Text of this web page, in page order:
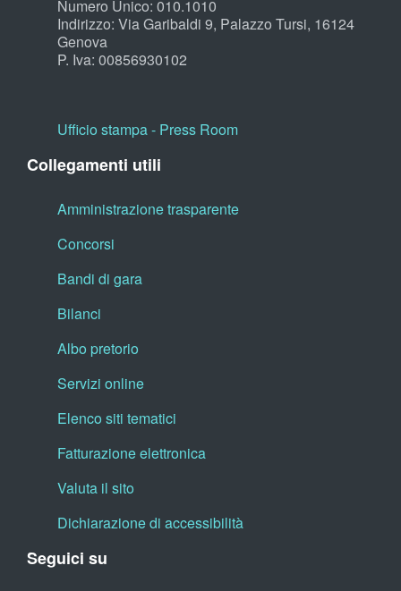
Numero Unico: 010.1010
Indirizzo: Via Garibaldi 9, Palazzo Tursi, 16124
Genova
P. Iva: 00856930102
Ufficio stampa - Press Room
Collegamenti utili
Amministrazione trasparente
Concorsi
Bandi di gara
Bilanci
Albo pretorio
Servizi online
Elenco siti tematici
Fatturazione elettronica
Valuta il sito
Dichiarazione di accessibilità
Seguici su